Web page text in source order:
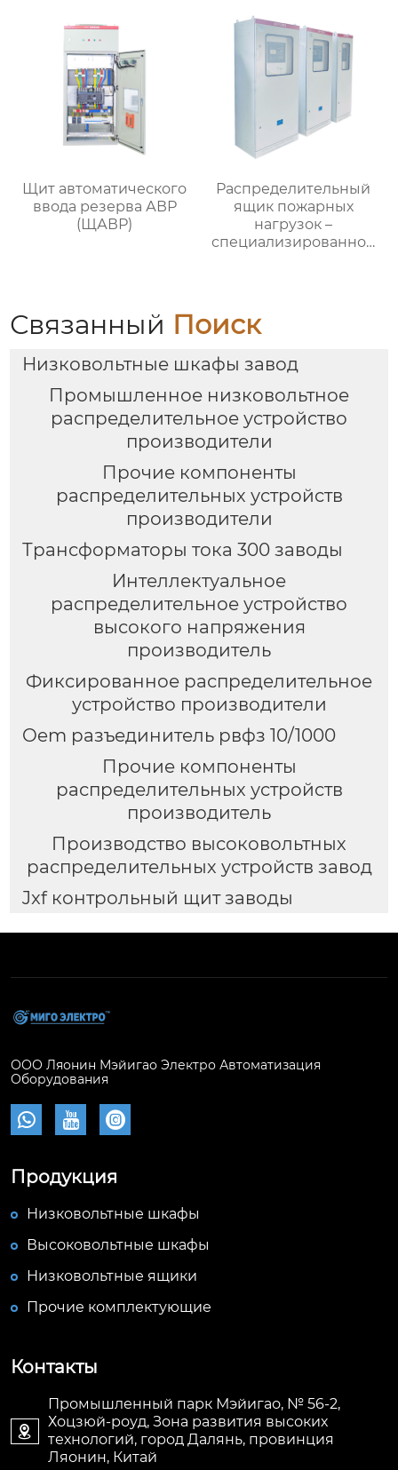
Щит автоматического
ввода резерва АВР
(ЩАВР)
Распределительный
ящик пожарных
нагрузок –
специализированное
Связанный Поиск
Низковольтные шкафы завод
Промышленное низковольтное
распределительное устройство
производители
Прочие компоненты
распределительных устройств
производители
Трансформаторы тока 300 заводы
Интеллектуальное
распределительное устройство
высокого напряжения
производитель
Фиксированное распределительное
устройство производители
Oem разъединитель рвфз 10/1000
Прочие компоненты
распределительных устройств
производитель
Производство высоковольтных
распределительных устройств завод
Jxf контрольный щит заводы
ООО Ляонин Мэйигао Электро Автоматизация
Оборудования
  
Продукция
Низковольтные шкафы
Высоковольтные шкафы
Низковольтные ящики
Прочие комплектующие
Контакты

Промышленный парк Мэйигао, № 56-2,
Хоцзюй-роуд, Зона развития высоких
технологий, город Далянь, провинция
Ляонин, Китай